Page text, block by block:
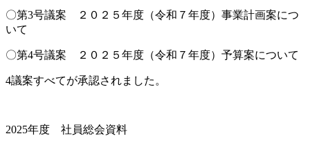
〇第3号議案 ２０２５年度（令和７年度）事業計画案につ
いて
〇第4号議案 ２０２５年度（令和７年度）予算案について
4議案すべてが承認されました。
2025年度 社員総会資料